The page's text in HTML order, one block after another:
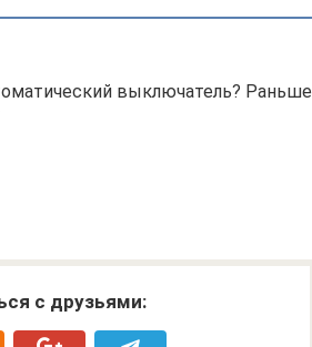
выключатель? Раньше
с друзьями: